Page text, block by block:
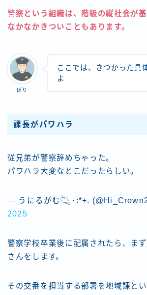
警察という組織は、階級の縦社会が基
なかなかきついこともあります。
ぽり
ここでは、きつかった具
よ
課長がパワハラ
従兄弟が警察辞めちゃった。
パワハラ大変なとこだったらしい。
— うにるがむ𓆡･:*+.
2025
警察学校卒業後に配属されたら、ま
さんをします。
その交番を担当する部署を地域課とい